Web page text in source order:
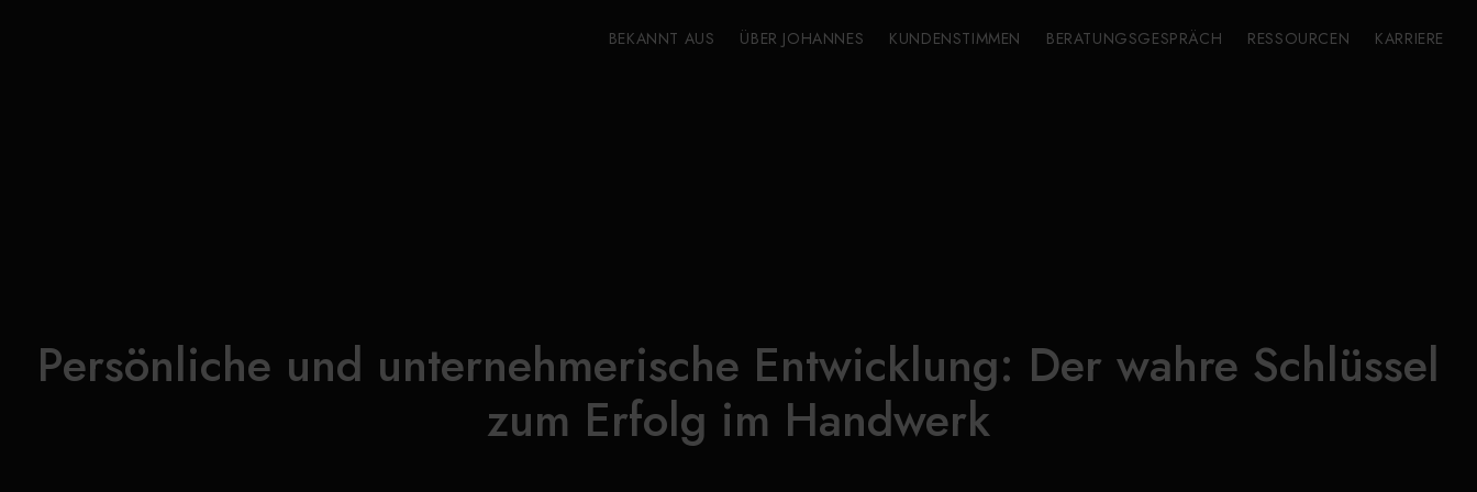
BEKANNT AUS ÜBER JOHANNES KUNDENSTIMMEN BERATUNGSGESPRÄCH RESSOURCEN KARRIERE
Persönliche und unternehmerische Entwicklung: Der wahre Schlüssel
zum Erfolg im Handwerk